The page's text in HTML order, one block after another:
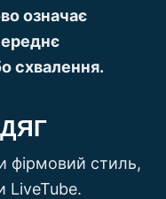
означає
схвалення.
фірмовий стиль,
LiveTube.